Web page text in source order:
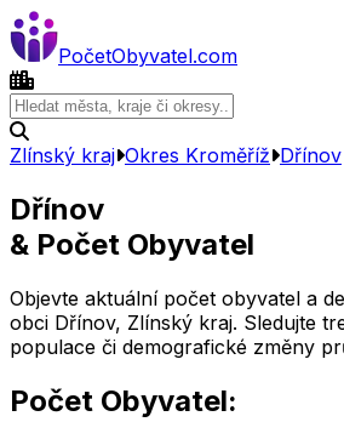
PočetObyvatel.com
Zlínský kraj Okres Kroměříž Dřínov
Dřínov
& Počet Obyvatel
Objevte aktuální počet obyvatel a
obci Dřínov, Zlínský kraj. Sledujte
populace či demografické změny
Počet Obyvatel: